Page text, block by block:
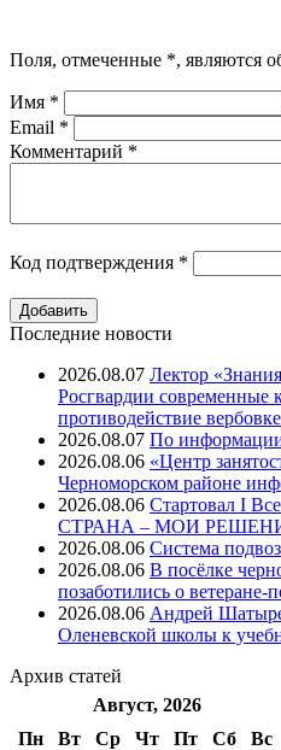
Поля, отмеченные *, являются
Имя *
Email *
Комментарий *
Код подтверждения *
Последние новости
2026.08.07 Лектор
Росгвардии современные
противодействие вербовке
2026.08.07 ⁠По
2026.08.06 «Центр
Черноморском районе
2026.08.06 Стартовал I
СТРАНА – МОИ
2026.08.06 Система
2026.08.06 В посёлке
позаботились о ветеране-
2026.08.06 Андрей
Оленевской школы к
Архив статей
Август, 2026
Пн
Вт Ср Чт Пт Cб
Вс